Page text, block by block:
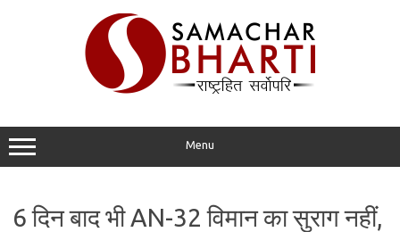
Menu
6 दिन बाद भी AN-32 विमान का सुराग नहीं,